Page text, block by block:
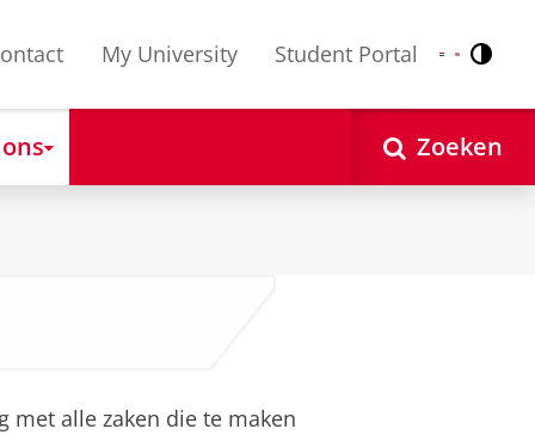
My University Student Portal Nederlands
English
Zoeken
met alle zaken die te maken